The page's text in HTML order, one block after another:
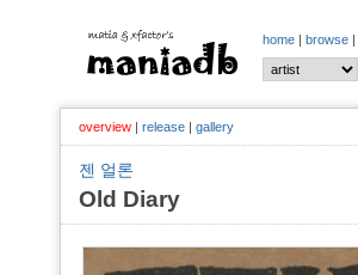
home | browse |
overview | release | gallery
젠 얼론
Old Diary